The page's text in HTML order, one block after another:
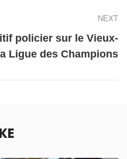
NEXT
policier sur le Vieux-
Ligue des Champions